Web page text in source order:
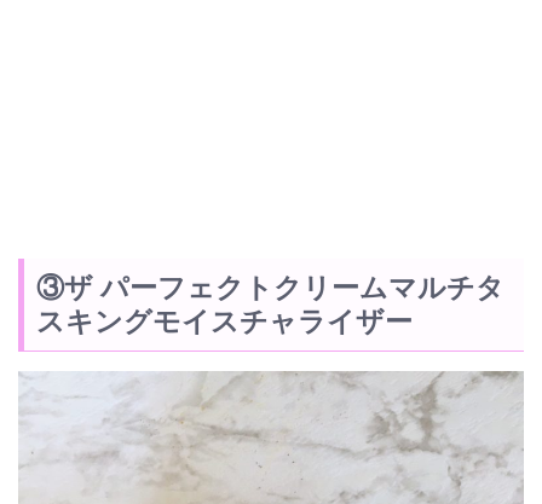
③ザ パーフェクトクリームマルチタ
スキングモイスチャライザー